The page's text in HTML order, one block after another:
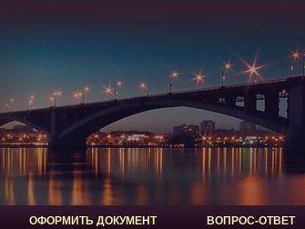
ОФОРМИТЬ ДОКУМЕНТ ВОПРОС-ОТВЕТ